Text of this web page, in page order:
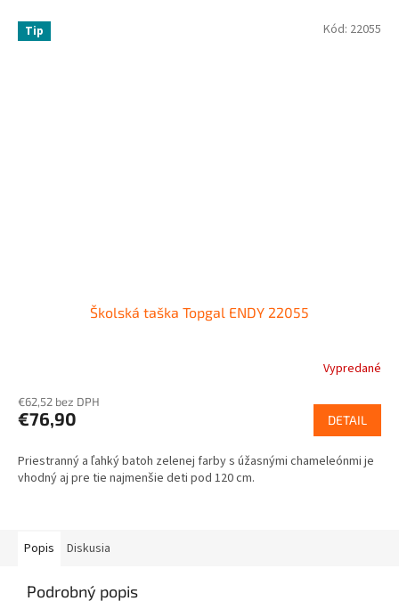
Tip
Školská taška Topgal ENDY 22055
Vypredané
€62,52 bez DPH
€76,90 DETAIL
Priestranný a ľahký batoh zelenej farby s úžasnými chameleónmi je
vhodný aj pre tie najmenšie deti pod 120 cm.
Kód: 22055
Popis Diskusia
Podrobný popis